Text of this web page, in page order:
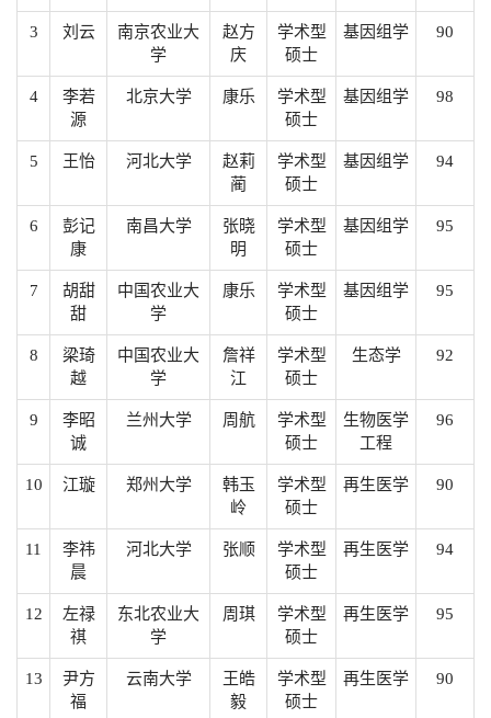
3 刘云
南京农业大
学
赵方
庆
学术型
硕士
基因组学 90
4
李若
源
北京大学 康乐
学术型
硕士
基因组学 98
5 王怡 河北大学
赵莉
蔺
学术型
硕士
基因组学 94
6
彭记
康
南昌大学
张晓
明
学术型
硕士
基因组学 95
7
胡甜
甜
中国农业大
学
康乐
学术型
硕士
基因组学 95
8
梁琦
越
中国农业大
学
詹祥
江
学术型
硕士
生态学 92
9
李昭
诚
兰州大学 周航
学术型
硕士
生物医学
工程
96
10 江璇 郑州大学
韩玉
岭
学术型
硕士
再生医学 90
11
李祎
晨
河北大学 张顺
学术型
硕士
再生医学 94
12
左禄
祺
东北农业大
学
周琪
学术型
硕士
再生医学 95
13
尹方
福
云南大学
王皓
毅
学术型
硕士
再生医学 90